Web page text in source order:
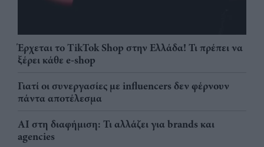
Έρχεται το TikTok Shop στην Ελλάδα! Τι πρέπει να
ξέρει κάθε e-shop
Γιατί οι συνεργασίες με influencers δεν φέρνουν
πάντα αποτέλεσμα
AI στη διαφήμιση: Τι αλλάζει για brands και
agencies